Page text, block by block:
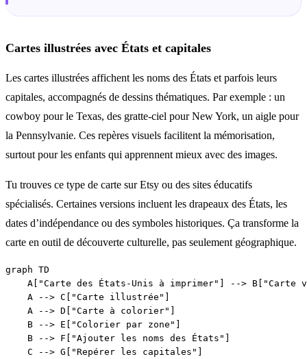
Cartes illustrées avec États et capitales
Les cartes illustrées affichent les noms des États et parfois leurs
capitales, accompagnés de dessins thématiques. Par exemple : un
cowboy pour le Texas, des gratte-ciel pour New York, un aigle pour
la Pennsylvanie. Ces repères visuels facilitent la mémorisation,
surtout pour les enfants qui apprennent mieux avec des images.
Tu trouves ce type de carte sur Etsy ou des sites éducatifs
spécialisés. Certaines versions incluent les drapeaux des États, les
dates d’indépendance ou des symboles historiques. Ça transforme la
carte en outil de découverte culturelle, pas seulement géographique.
graph TD
A["Carte des États-Unis à imprimer"] --> B["Carte
    A --> C["Carte illustrée"]
    A --> D["Carte à colorier"]
    B --> E["Colorier par zone"]
    B --> F["Ajouter les noms des États"]
    C --> G["Repérer les capitales"]